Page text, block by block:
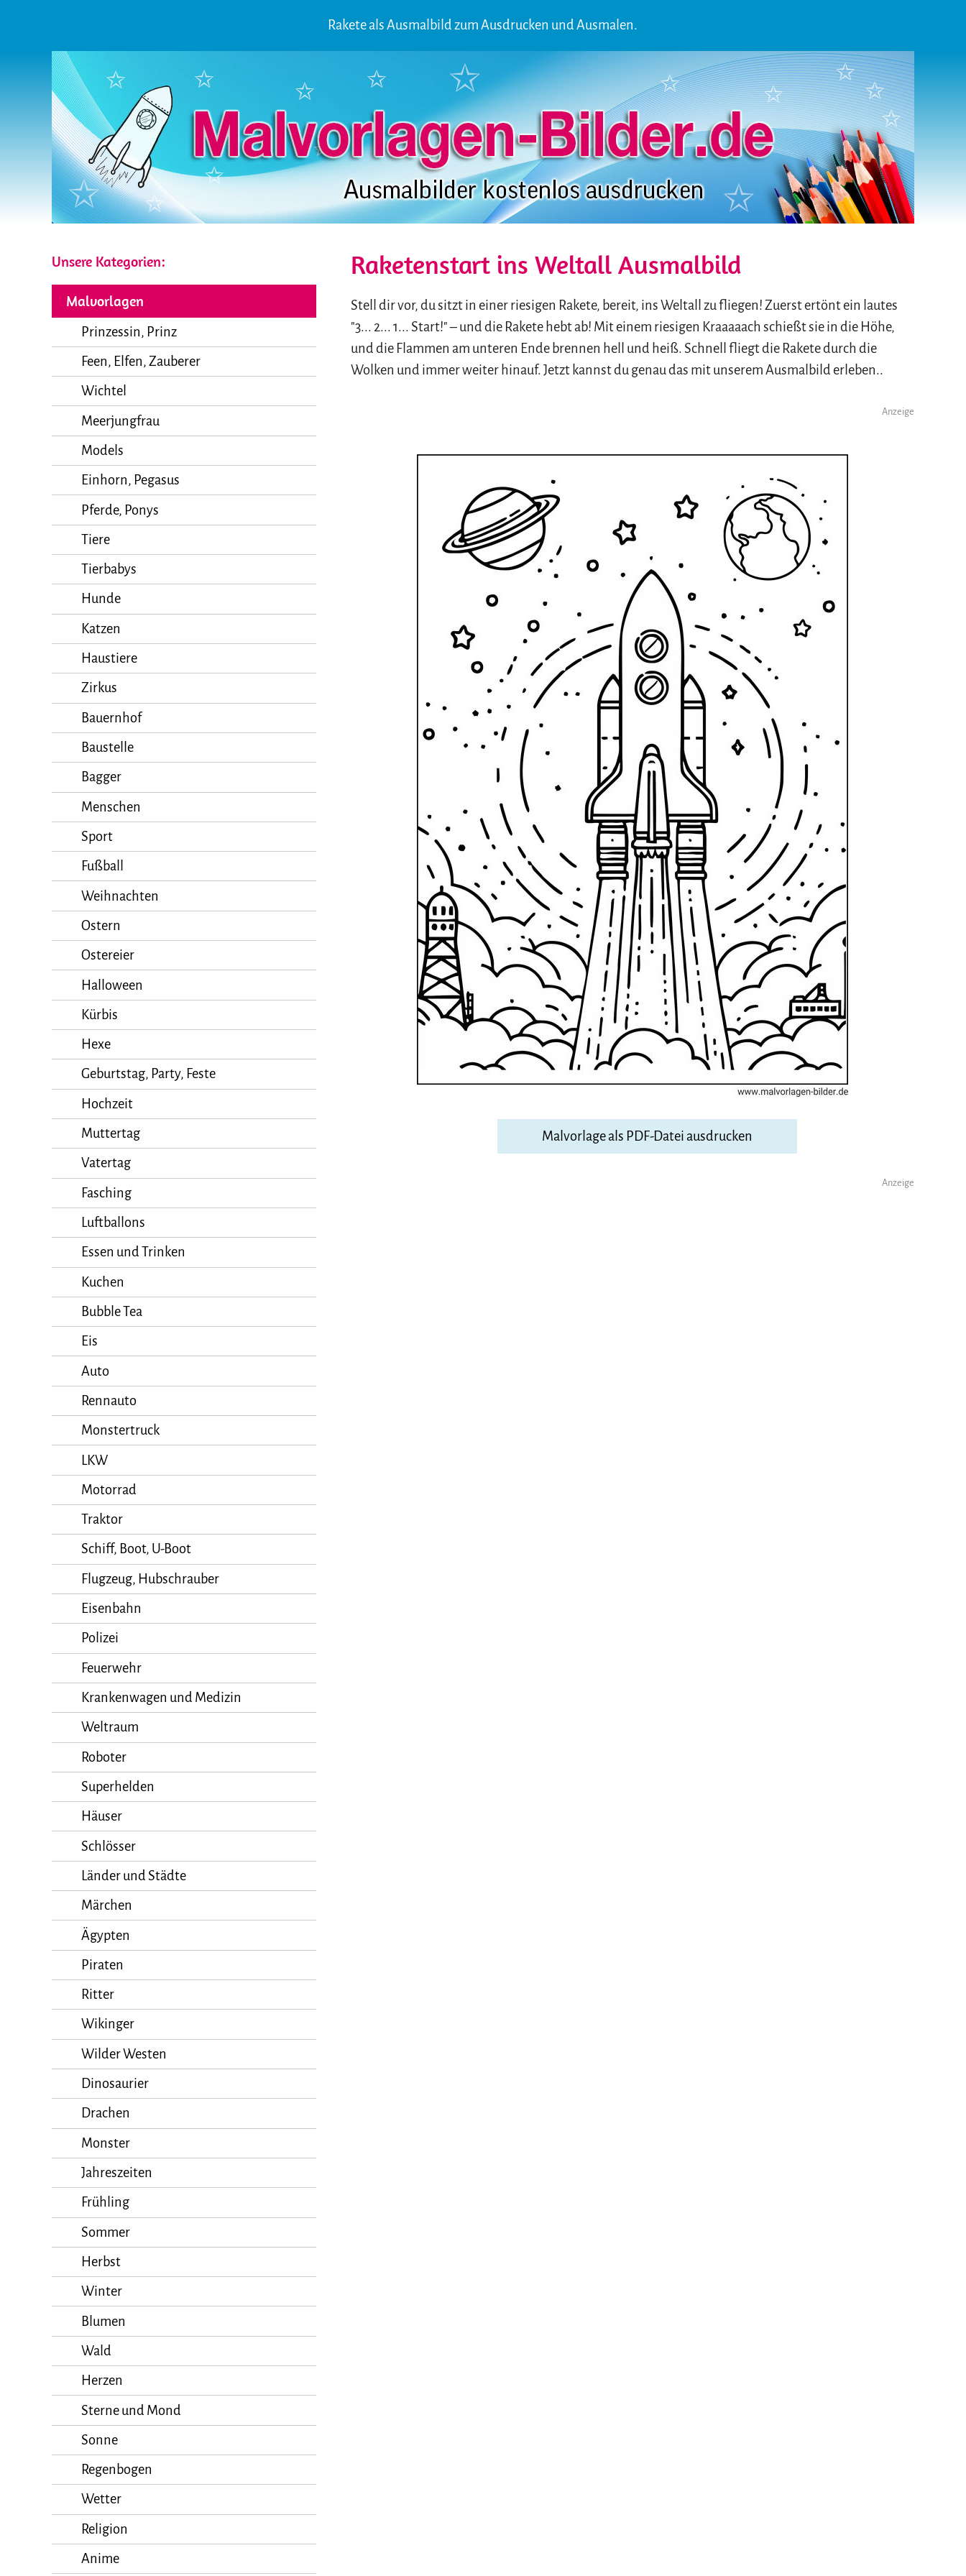
Rakete als Ausmalbild zum Ausdrucken und Ausmalen.
Unsere Kategorien:
Malvorlagen
Prinzessin, Prinz
Feen, Elfen, Zauberer
Wichtel
Meerjungfrau
Models
Einhorn, Pegasus
Pferde, Ponys
Tiere
Tierbabys
Hunde
Katzen
Haustiere
Zirkus
Bauernhof
Baustelle
Bagger
Menschen
Sport
Fußball
Weihnachten
Ostern
Ostereier
Halloween
Kürbis
Hexe
Geburtstag, Party, Feste
Hochzeit
Muttertag
Vatertag
Fasching
Luftballons
Essen und Trinken
Kuchen
Bubble Tea
Eis
Auto
Rennauto
Monstertruck
LKW
Motorrad
Traktor
Schiff, Boot, U-Boot
Flugzeug, Hubschrauber
Eisenbahn
Polizei
Feuerwehr
Krankenwagen und Medizin
Weltraum
Roboter
Superhelden
Häuser
Schlösser
Länder und Städte
Märchen
Ägypten
Piraten
Ritter
Wikinger
Wilder Westen
Dinosaurier
Drachen
Monster
Jahreszeiten
Frühling
Sommer
Herbst
Winter
Blumen
Wald
Herzen
Sterne und Mond
Sonne
Regenbogen
Wetter
Religion
Anime
Raketenstart ins Weltall Ausmalbild
Stell dir vor, du sitzt in einer riesigen Rakete, bereit, ins Weltall zu fliegen! Zuerst ertönt ein lautes
"3... 2... 1... Start!" – und die Rakete hebt ab! Mit einem riesigen Kraaaaach schießt sie in die Höhe,
und die Flammen am unteren Ende brennen hell und heiß. Schnell fliegt die Rakete durch die
Wolken und immer weiter hinauf. Jetzt kannst du genau das mit unserem Ausmalbild erleben..
Anzeige
Malvorlage als PDF-Datei ausdrucken
Anzeige